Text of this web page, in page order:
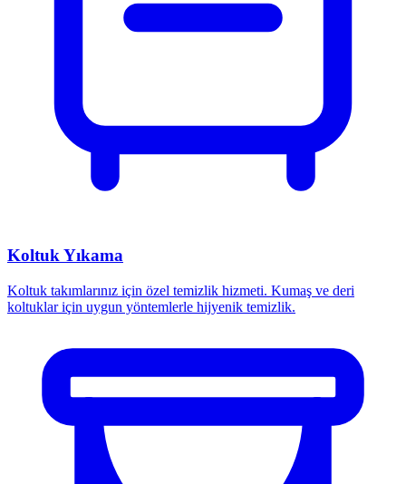
Koltuk Yıkama
Koltuk takımlarınız için özel temizlik hizmeti. Kumaş ve deri
koltuklar için uygun yöntemlerle hijyenik temizlik.